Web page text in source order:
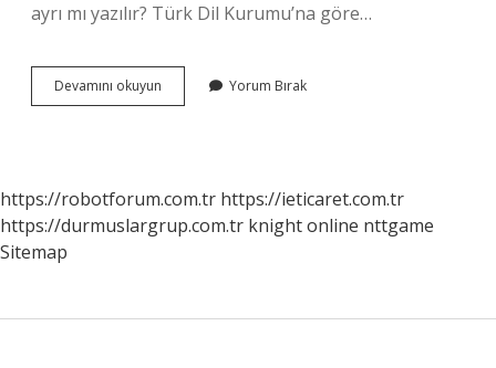
ayrı mı yazılır? Türk Dil Kurumu’na göre…
Devamını okuyun
Irmak
Yorum Bırak
https://robotforum.com.tr https://ieticaret.com.tr
https://durmuslargrup.com.tr knight online nttgame
Sitemap